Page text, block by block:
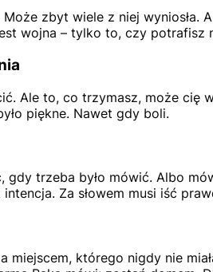
zbyt wiele z niej wyniosła.
wojna – tylko to, czy potrafisz
Ale to, co trzymasz, może cię
piękne. Nawet gdy boli.
gdy trzeba było mówić. Albo
Za słowem musi iść
miejscem, którego nigdy nie